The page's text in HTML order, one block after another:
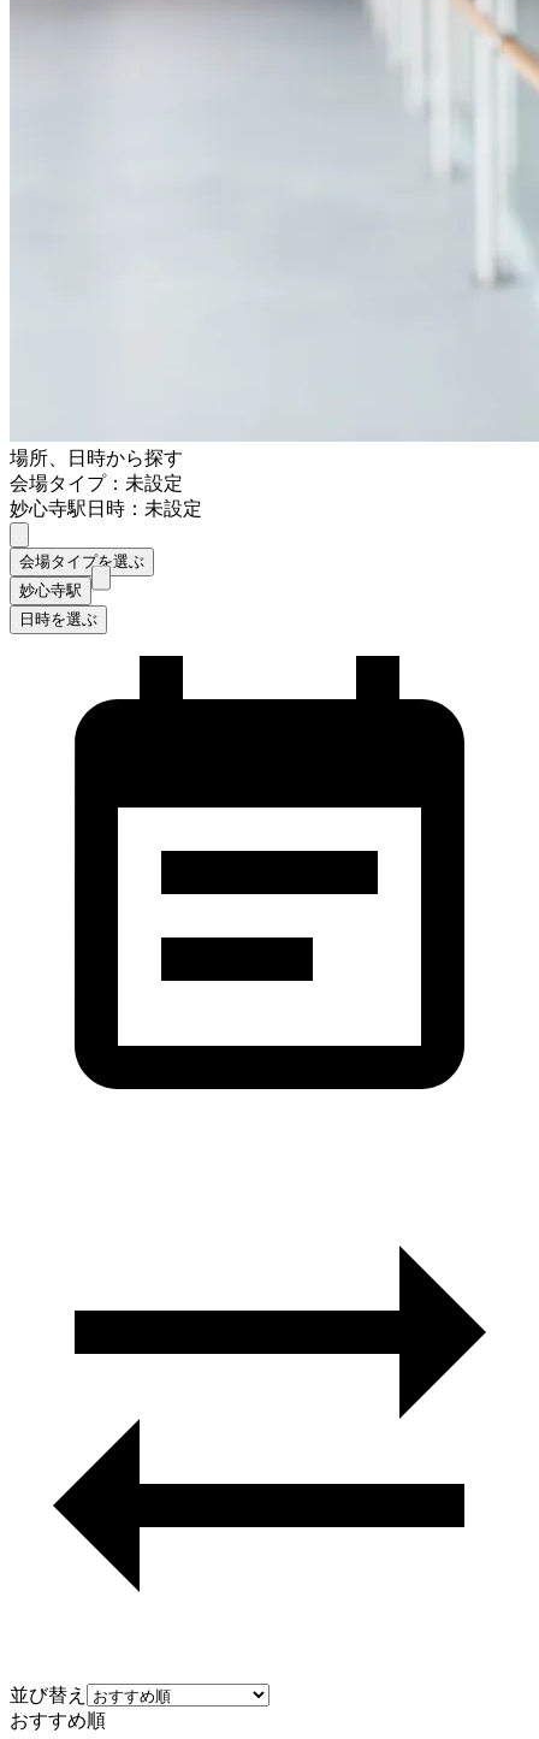
場所、日時から探す
会場タイプ：未設定
妙心寺駅日時：未設定
会場タイプを選ぶ
妙心寺駅
日時を選ぶ
並び替え
おすすめ順